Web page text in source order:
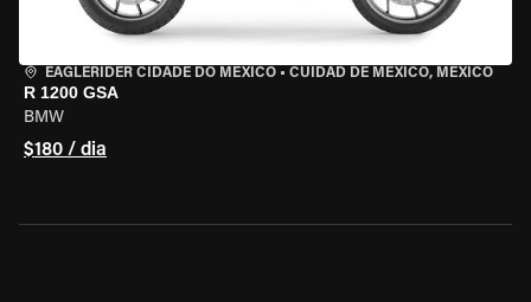
EAGLERIDER CIDADE DO MÉXICO • CUIDAD DE MEXICO, MEXICO
R 1200 GSA
BMW
$180 / dia